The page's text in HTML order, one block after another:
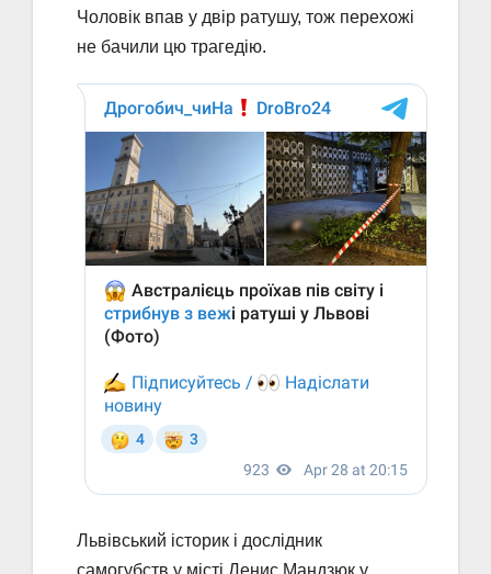
Чоловік впав у двір ратушу, тож перехожі
не бачили цю трагедію.
Львівський історик і дослідник
самогубств у місті Денис Мандзюк у